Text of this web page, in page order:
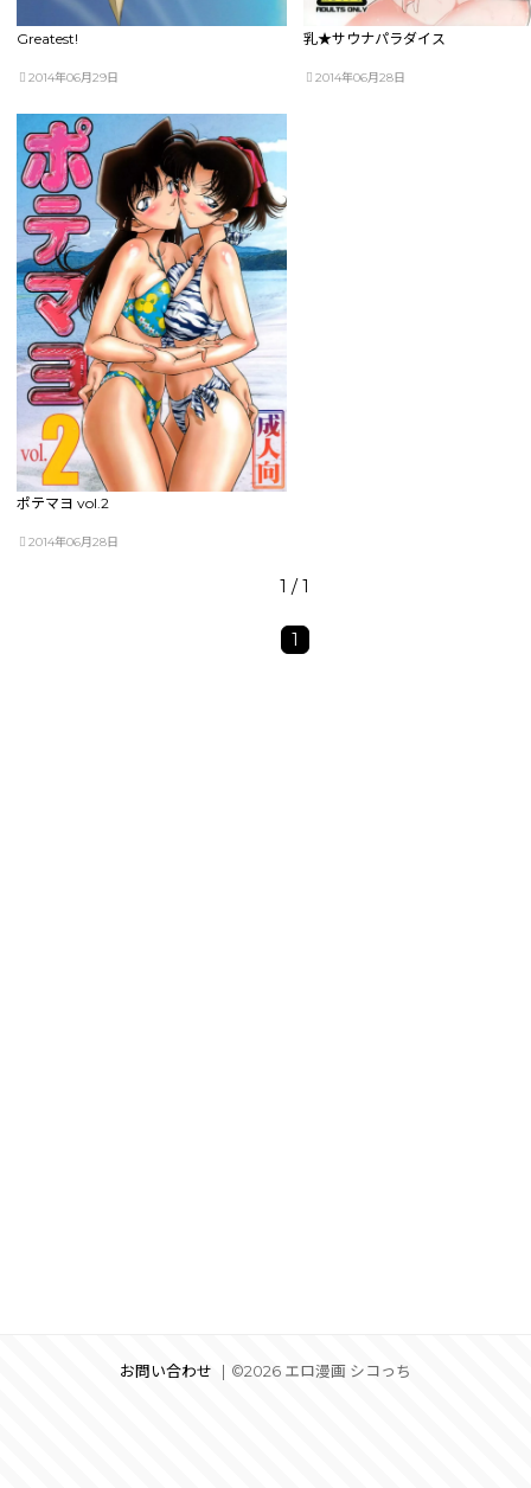
Greatest!
2014年06月29日
乳★サウナパラダイス
2014年06月28日
ポテマヨ vol.2
2014年06月28日
1 / 1
1
お問い合わせ ©2026 エロ漫画 シコっち